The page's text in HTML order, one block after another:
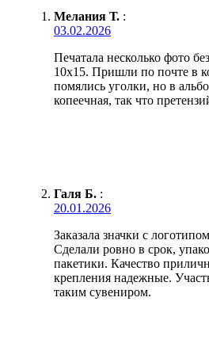
Мелания Т. :
03.02.2026
Печатала несколько фото
10х15. Пришли по почте в
помялись уголки, но в
копеечная, так что
Галя Б. :
20.01.2026
Заказала значки с
Сделали ровно в срок,
пакетики. Качество
крепления надежные.
таким сувениром.